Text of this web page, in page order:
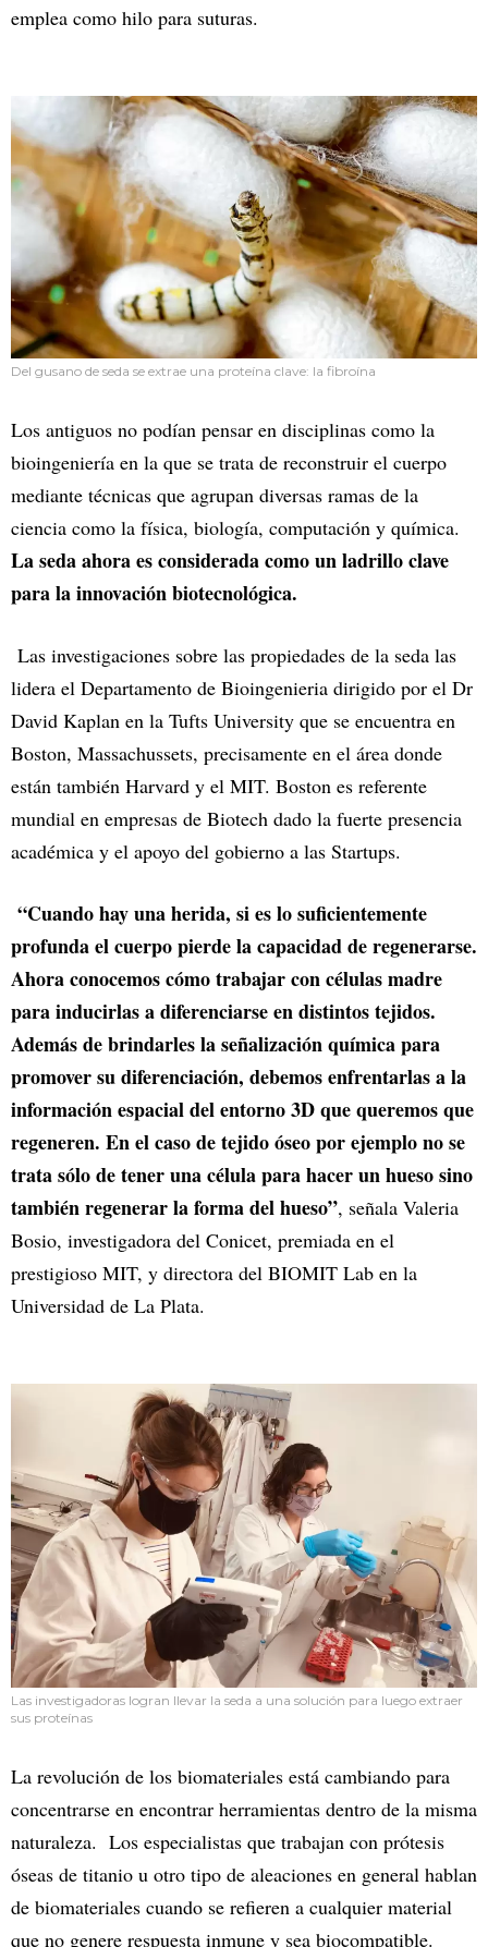
emplea como hilo para suturas.
Del gusano de seda se extrae una proteína clave: la fibroína
Los antiguos no podían pensar en disciplinas como la
bioingeniería en la que se trata de reconstruir el cuerpo
mediante técnicas que agrupan diversas ramas de la
ciencia como la física, biología, computación y química.
La seda ahora es considerada como un ladrillo clave
para la innovación biotecnológica.
Las investigaciones sobre las propiedades de la seda las
lidera el Departamento de Bioingenieria dirigido por el Dr
David Kaplan en la Tufts University que se encuentra en
Boston, Massachussets, precisamente en el área donde
están también Harvard y el MIT. Boston es referente
mundial en empresas de Biotech dado la fuerte presencia
académica y el apoyo del gobierno a las Startups.
“Cuando hay una herida, si es lo suficientemente
profunda el cuerpo pierde la capacidad de regenerarse.
Ahora conocemos cómo trabajar con células madre
para inducirlas a diferenciarse en distintos tejidos.
Además de brindarles la señalización química para
promover su diferenciación, debemos enfrentarlas a la
información espacial del entorno 3D que queremos que
regeneren. En el caso de tejido óseo por ejemplo no se
trata sólo de tener una célula para hacer un hueso sino
también regenerar la forma del hueso”, señala Valeria
Bosio, investigadora del Conicet, premiada en el
prestigioso MIT, y directora del BIOMIT Lab en la
Universidad de La Plata.
Las investigadoras logran llevar la seda a una solución para luego extraer
sus proteínas
La revolución de los biomateriales está cambiando para
concentrarse en encontrar herramientas dentro de la misma
naturaleza. Los especialistas que trabajan con prótesis
óseas de titanio u otro tipo de aleaciones en general hablan
de biomateriales cuando se refieren a cualquier material
que no genere respuesta inmune y sea biocompatible.